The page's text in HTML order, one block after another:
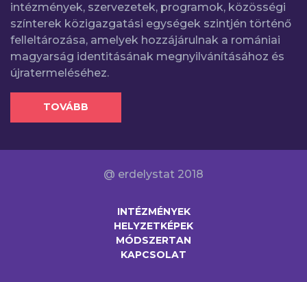
intézmények, szervezetek, programok, közösségi
színterek közigazgatási egységek szintjén történő
felleltározása, amelyek hozzájárulnak a romániai
magyarság identitásának megnyilvánításához és
újratermeléséhez.
TOVÁBB
@ erdelystat 2018
INTÉZMÉNYEK
HELYZETKÉPEK
MÓDSZERTAN
KAPCSOLAT